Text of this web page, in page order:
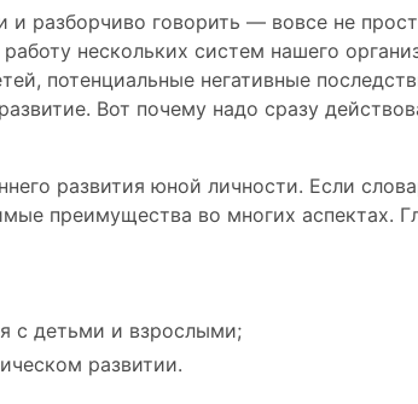
разборчиво говорить — вовсе не
нескольких систем нашего
потенциальные негативные
Вот почему надо сразу
развития юной личности. Если
преимущества во многих аспектах.
с детьми и взрослыми;
развитии.